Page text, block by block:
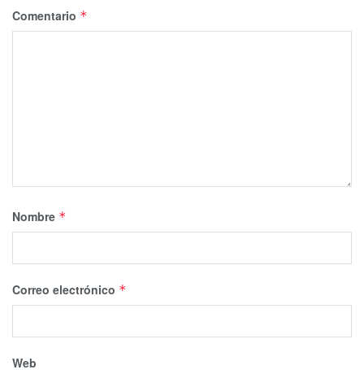
Comentario *
Nombre *
Correo electrónico *
Web